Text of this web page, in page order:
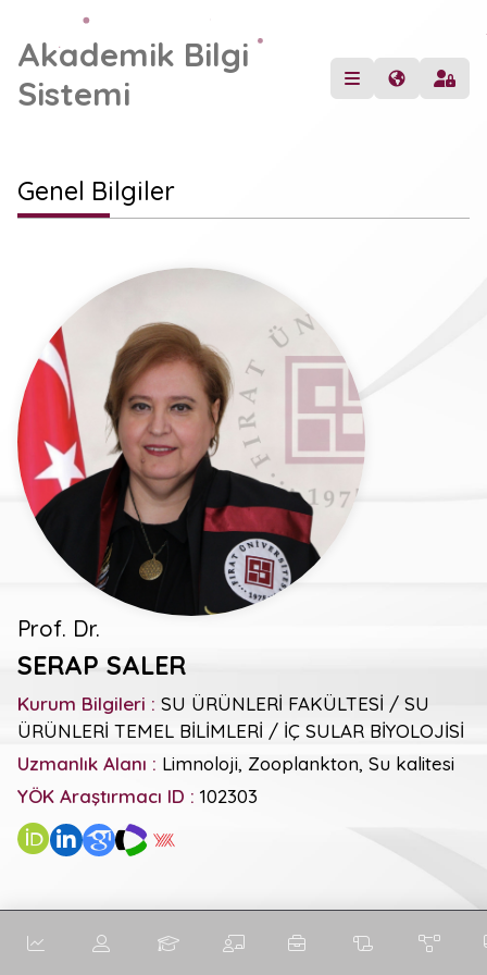
Akademik Bilgi
Sistemi
Genel Bilgiler
Prof. Dr.
SERAP SALER
Kurum Bilgileri : SU ÜRÜNLERİ FAKÜLTESİ / SU
ÜRÜNLERİ TEMEL BİLİMLERİ / İÇ SULAR BİYOLOJİSİ
Uzmanlık Alanı : Limnoloji, Zooplankton, Su kalitesi
YÖK Araştırmacı ID : 102303
Genel Metrikler